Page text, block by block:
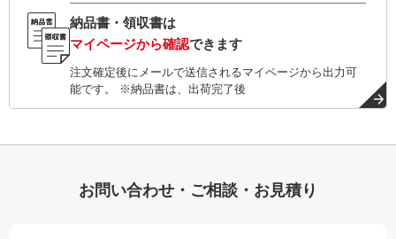
納品書・領収書は
マイページから確認できます
注文確定後にメールで送信されるマイページから出力可
能です。 ※納品書は、出荷完了後
お問い合わせ・ご相談・お見積り